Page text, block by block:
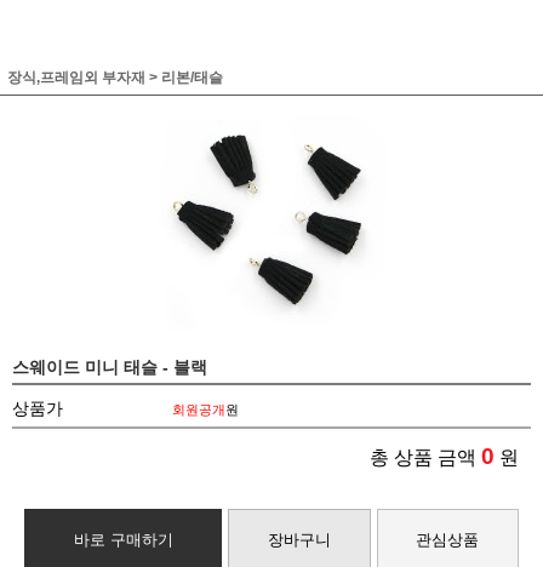
장식,프레임외 부자재 > 리본/태슬
스웨이드 미니 태슬 - 블랙
상품가 회원공개원
총 상품 금액 0 원
바로 구매하기 장바구니 관심상품